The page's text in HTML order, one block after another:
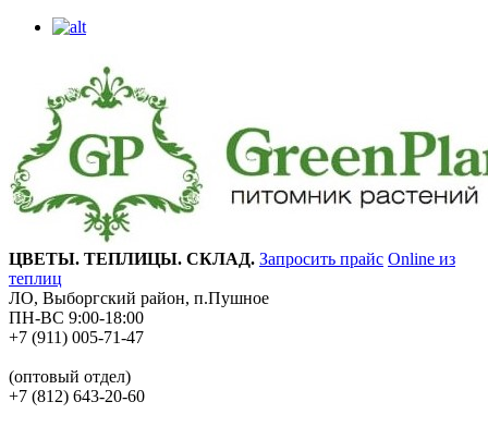
ЦВЕТЫ. ТЕПЛИЦЫ. СКЛАД. Запросить прайс Online из
теплиц
ЛО, Выборгский район, п.Пушное
ПН-ВС 9:00-18:00
+7 (911) 005-71-47
(оптовый отдел)
+7 (812) 643-20-60